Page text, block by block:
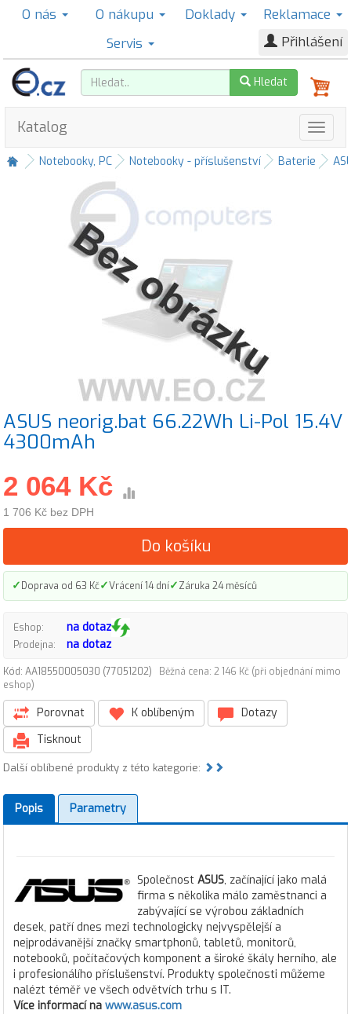
O nás O nákupu Doklady
Reklamace
Servis
Přihlášení
Hledat
Katalog
Notebooky, PC Notebooky - příslušenství Baterie
ASUS neorig.bat 66.22Wh Li-Pol 15.4V
4300mAh
2 064 Kč
1 706 Kč bez DPH
Do košíku
✓Doprava od 63 Kč✓Vrácení 14 dní✓Záruka 24 měsíců
Eshop: na dotaz
Prodejna: na dotaz
Kód: AA18550005030 (77051202)
Běžná cena: 2 146 Kč (při objednání mimo
eshop)
Porovnat K oblíbeným
Dotazy
Tisknout
Další oblíbené produkty z této kategorie:
Popis Parametry
Společnost ASUS, začínající jako malá
firma s několika málo zaměstnanci a
zabývající se výrobou základních
desek, patří dnes mezi technologicky nejvyspělejší a
nejprodávanější značky smartphonů, tabletů, monitorů,
notebooků, počítačových komponent a široké škály herního, ale
i profesionálího příslušenství. Produkty společnosti můžeme
nalézt téměř ve všech odvětvích trhu s IT.
Více informací na www.asus.com